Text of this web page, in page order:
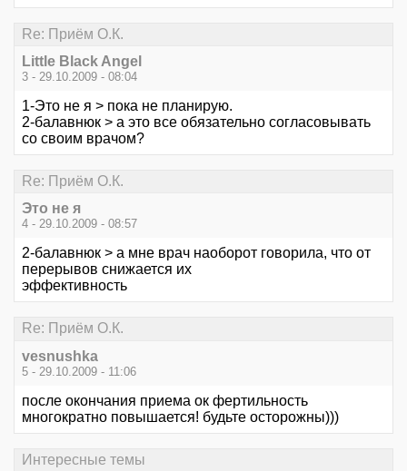
Re: Приём О.К.
Little Black Angel
3 - 29.10.2009 - 08:04
1-Это не я > пока не планирую.
2-балавнюк > а это все обязательно согласовывать
со своим врачом?
Re: Приём О.К.
Это не я
4 - 29.10.2009 - 08:57
2-балавнюк > а мне врач наоборот говорила, что от
перерывов снижается их
эффективность
Re: Приём О.К.
vesnushka
5 - 29.10.2009 - 11:06
после окончания приема ок фертильность
многократно повышается! будьте осторожны)))
Интересные темы